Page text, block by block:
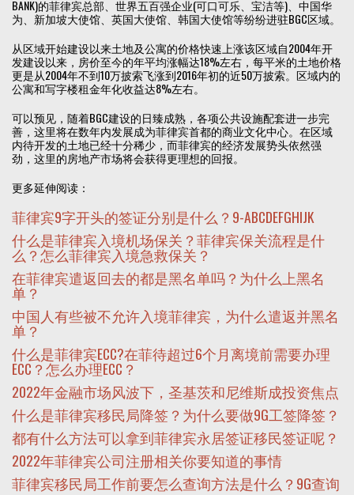
BANK)的菲律宾总部、世界五百强企业(可口可乐、宝洁等)、中国华
为、新加坡大使馆、英国大使馆、韩国大使馆等纷纷进驻BGC区域。
从区域开始建设以来土地及公寓的价格快速上涨该区域自2004年开
发建设以来，房价至今的年平均涨幅达18%左右，每平米的土地价格
更是从2004年不到10万披索飞涨到2016年初的近50万披索。区域内的
公寓和写字楼租金年化收益达8%左右。
可以预见，随着BGC建设的日臻成熟，各项公共设施配套进一步完
善，这里将在数年内发展成为菲律宾首都的商业文化中心。在区域
内待开发的土地已经十分稀少，而菲律宾的经济发展势头依然强
劲，这里的房地产市场将会获得更理想的回报。
更多延伸阅读：
菲律宾9字开头的签证分别是什么？9-ABCDEFGHIJK
什么是菲律宾入境机场保关？菲律宾保关流程是什
么？怎么菲律宾入境急救保关？
在菲律宾遣返回去的都是黑名单吗？为什么上黑名
单？
中国人有些被不允许入境菲律宾，为什么遣返并黑名
单？
什么是菲律宾ECC?在菲待超过6个月离境前需要办理
ECC？怎么办理ECC？
2022年金融市场风波下，圣基茨和尼维斯成投资焦点
什么是菲律宾移民局降签？为什么要做9G工签降签？
都有什么方法可以拿到菲律宾永居签证移民签证呢？
2022年菲律宾公司注册相关你要知道的事情
菲律宾移民局工作前要怎么查询方法是什么？9G查询